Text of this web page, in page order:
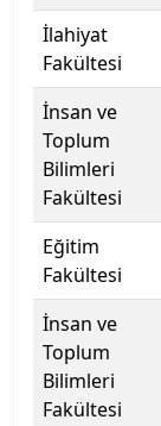
Kayseri
Kıbrıs
Kıbrıs
Kıbrıs
Kıbrıs
Kıbrıs
İlahiyat
Fakültesi
İnsan ve
Toplum
Bilimleri
Fakültesi
Eğitim
Fakültesi
İnsan ve
Toplum
Bilimleri
Fakültesi